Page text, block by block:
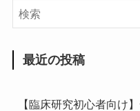
最近の投稿
【臨床研究初心者向け